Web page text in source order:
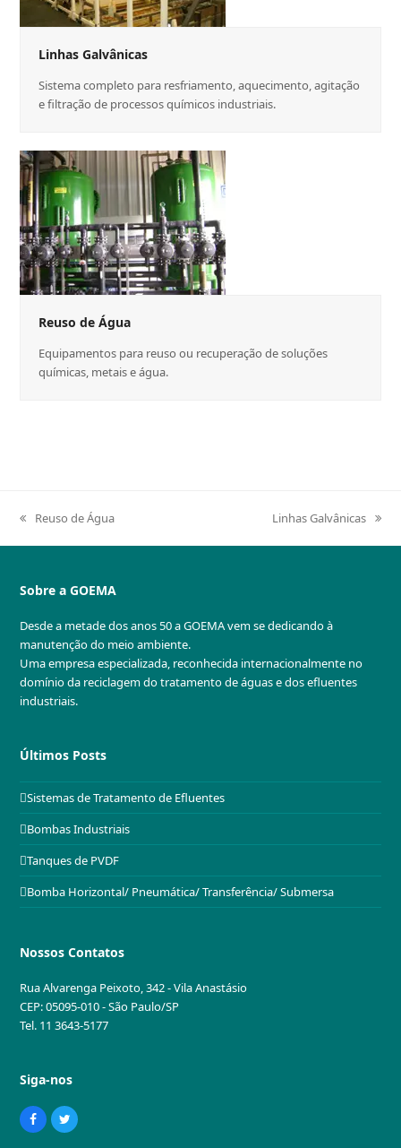
Linhas Galvânicas
Sistema completo para resfriamento, aquecimento, agitação
e filtração de processos químicos industriais.
Reuso de Água
Equipamentos para reuso ou recuperação de soluções
químicas, metais e água.
previous
post:
Reuso de Água
next
post:
Linhas Galvânicas
Sobre a GOEMA
Desde a metade dos anos 50 a GOEMA vem se dedicando à
manutenção do meio ambiente.
Uma empresa especializada, reconhecida internacionalmente no
domínio da reciclagem do tratamento de águas e dos efluentes
industriais.
Últimos Posts
Sistemas de Tratamento de Efluentes
Bombas Industriais
Tanques de PVDF
Bomba Horizontal/ Pneumática/ Transferência/ Submersa
Nossos Contatos
Rua Alvarenga Peixoto, 342 - Vila Anastásio
CEP: 05095-010 - São Paulo/SP
Tel. 11 3643-5177
Siga-nos
FacebookTwitter